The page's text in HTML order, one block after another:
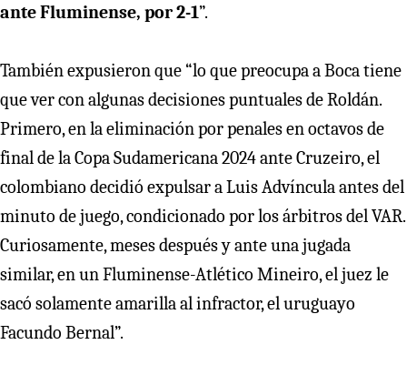
ante Fluminense, por 2-1”.
También expusieron que “lo que preocupa a Boca tiene
que ver con algunas decisiones puntuales de Roldán.
Primero, en la eliminación por penales en octavos de
final de la Copa Sudamericana 2024 ante Cruzeiro, el
colombiano decidió expulsar a Luis Advíncula antes del
minuto de juego, condicionado por los árbitros del VAR.
Curiosamente, meses después y ante una jugada
similar, en un Fluminense-Atlético Mineiro, el juez le
sacó solamente amarilla al infractor, el uruguayo
Facundo Bernal”.